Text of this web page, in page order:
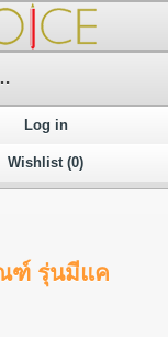
ถสุขภัณฑ์ รุ่นมีแคคดี้
Log in
Wishlist (0)
ฑ์ รุ่นมีแค